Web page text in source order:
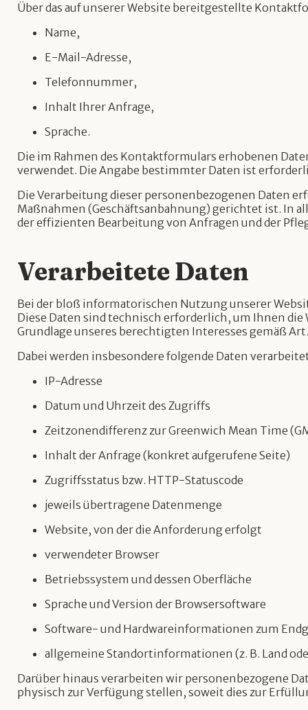
Über das auf unserer Website bereitgestellte
Name,
E-Mail-Adresse,
Telefonnummer,
Inhalt Ihrer Anfrage,
Sprache.
Die im Rahmen des Kontaktformulars erhobenen
verwendet. Die Angabe bestimmter Daten ist
Die Verarbeitung dieser personenbezogenen Daten
Maßnahmen (Geschäftsanbahnung) gerichtet ist. In
der effizienten Bearbeitung von Anfragen und der
Verarbeitete Daten
Bei der bloß informatorischen Nutzung unserer
Diese Daten sind technisch erforderlich, um Ihnen
Grundlage unseres berechtigten Interesses gemäß Art.
Dabei werden insbesondere folgende Daten
IP-Adresse
Datum und Uhrzeit des Zugriffs
Zeitzonendifferenz zur Greenwich Mean Time
Inhalt der Anfrage (konkret aufgerufene Seite)
Zugriffsstatus bzw. HTTP-Statuscode
jeweils übertragene Datenmenge
Website, von der die Anforderung erfolgt
verwendeter Browser
Betriebssystem und dessen Oberfläche
Sprache und Version der Browsersoftware
Software- und Hardwareinformationen zum
allgemeine Standortinformationen (z. B. Land
Darüber hinaus verarbeiten wir personenbezogene
physisch zur Verfügung stellen, soweit dies zur